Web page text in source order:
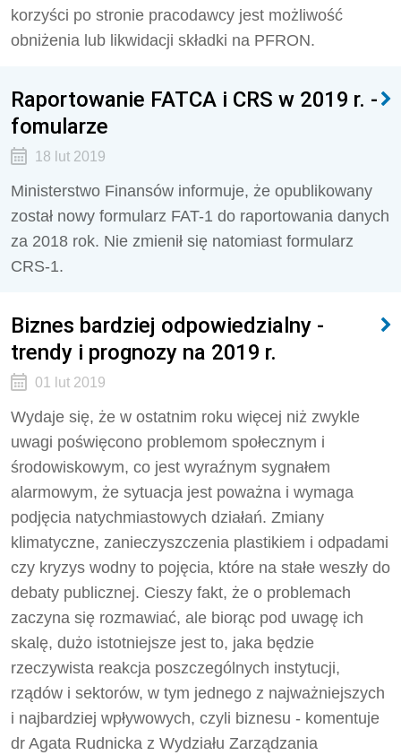
korzyści po stronie pracodawcy jest możliwość
obniżenia lub likwidacji składki na PFRON.
Raportowanie FATCA i CRS w 2019 r. -
fomularze
18 lut 2019
Ministerstwo Finansów informuje, że opublikowany
został nowy formularz FAT-1 do raportowania danych
za 2018 rok. Nie zmienił się natomiast formularz
CRS-1.
Biznes bardziej odpowiedzialny -
trendy i prognozy na 2019 r.
01 lut 2019
Wydaje się, że w ostatnim roku więcej niż zwykle
uwagi poświęcono problemom społecznym i
środowiskowym, co jest wyraźnym sygnałem
alarmowym, że sytuacja jest poważna i wymaga
podjęcia natychmiastowych działań. Zmiany
klimatyczne, zanieczyszczenia plastikiem i odpadami
czy kryzys wodny to pojęcia, które na stałe weszły do
debaty publicznej. Cieszy fakt, że o problemach
zaczyna się rozmawiać, ale biorąc pod uwagę ich
skalę, dużo istotniejsze jest to, jaka będzie
rzeczywista reakcja poszczególnych instytucji,
rządów i sektorów, w tym jednego z najważniejszych
i najbardziej wpływowych, czyli biznesu - komentuje
dr Agata Rudnicka z Wydziału Zarządzania